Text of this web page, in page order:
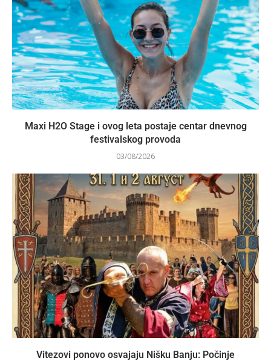
Maxi H2O Stage i ovog leta postaje centar dnevnog
festivalskog provoda
03/08/2026
Vitezovi ponovo osvajaju Nišku Banju: Počinje